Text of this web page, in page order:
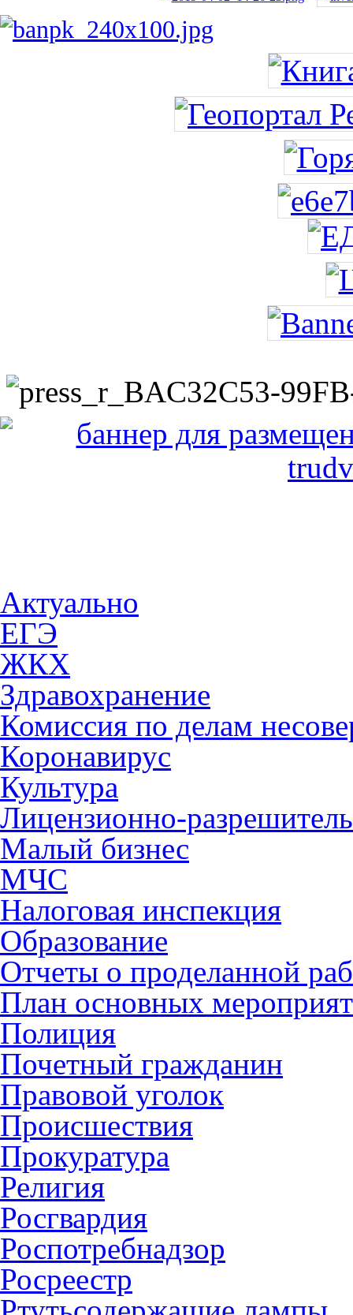
Актуально
ЕГЭ
ЖКХ
Здравохранение
Комиссия по делам
Коронавирус
Культура
Лицензионно-
Малый бизнес
МЧС
Налоговая инспекция
Образование
Отчеты о проделанной
План основных
Полиция
Почетный гражданин
Правовой уголок
Происшествия
Прокуратура
Религия
Росгвардия
Роспотребнадзор
Росреестр